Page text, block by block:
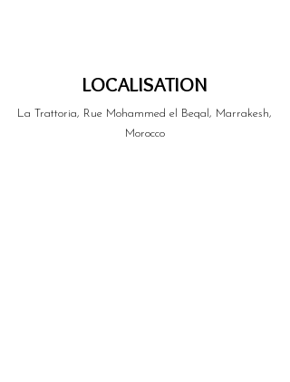
LOCALISATION
La Trattoria, Rue Mohammed el Beqal, Marrakesh,
Morocco